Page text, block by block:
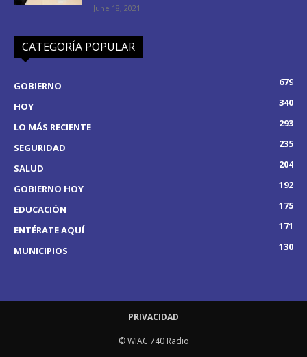
June 18, 2021
CATEGORÍA POPULAR
GOBIERNO
679
HOY
340
LO MÁS RECIENTE
293
SEGURIDAD
235
SALUD
204
GOBIERNO HOY
192
EDUCACIÓN
175
ENTÉRATE AQUÍ
171
MUNICIPIOS
130
PRIVACIDAD
© WIAC 740 Radio